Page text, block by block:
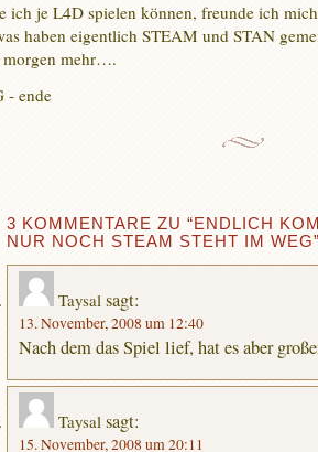
ich je L4D spielen können, freunde ich
haben eigentlich STEAM und STAN
morgen mehr….
- ende
3 KOMMENTARE ZU “ENDLICH
NUR NOCH STEAM STEHT IM
Taysal sagt:
13. November, 2008 um 12:40
Nach dem das Spiel lief, hat es aber
Taysal sagt:
15. November, 2008 um 20:11